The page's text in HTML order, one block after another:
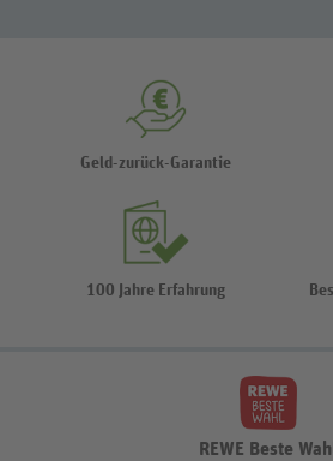
Geld-zurück-Garantie
100 Jahre Erfahrung
REWE Beste